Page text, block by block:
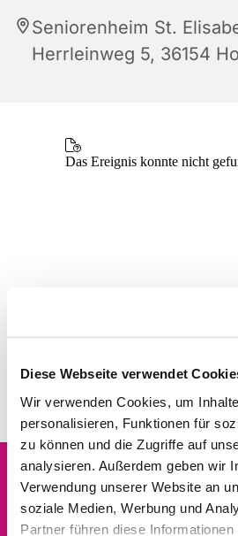
Diese Webseite verwendet
Wir verwenden Cookies, um
personalisieren, Funktionen für
zu können und die Zugriffe auf
analysieren. Außerdem geben wir
Verwendung unserer Website an
soziale Medien, Werbung und
Partner führen diese
Seniorenheim St.
Herrleinweg 5, 36154
Dies könnte